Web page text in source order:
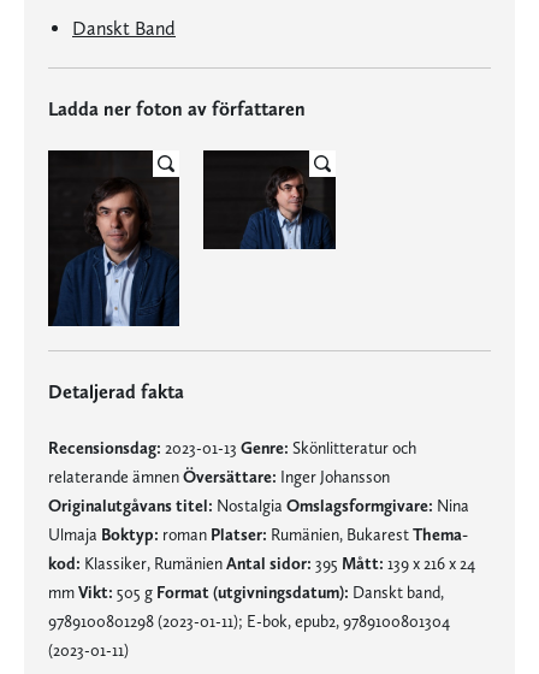
Danskt Band
Ladda ner foton av författaren
Detaljerad fakta
Recensionsdag: 2023-01-13 Genre: Skönlitteratur och
relaterande ämnenÖversättare: Inger Johansson
Originalutgåvans titel: Nostalgia Omslagsformgivare: Nina
Ulmaja Boktyp: roman Platser: Rumänien, BukarestThema-
kod: Klassiker, RumänienAntal sidor: 395 Mått: 139 x 216 x 24
mmVikt: 505 g Format (utgivningsdatum): Danskt band,
9789100801298 (2023-01-11); E-bok, epub2, 9789100801304
(2023-01-11)